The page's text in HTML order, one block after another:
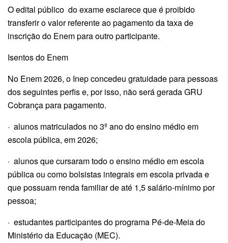
O edital público do exame esclarece que é proibido
transferir o valor referente ao pagamento da taxa de
inscrição do Enem para outro participante.
Isentos do Enem
No Enem 2026, o Inep concedeu gratuidade para pessoas
dos seguintes perfis e, por isso, não será gerada GRU
Cobrança para pagamento.
· alunos matriculados no 3º ano do ensino médio em
escola pública, em 2026;
· alunos que cursaram todo o ensino médio em escola
pública ou como bolsistas integrais em escola privada e
que possuam renda familiar de até 1,5 salário-mínimo por
pessoa;
· estudantes participantes do programa Pé-de-Meia do
Ministério da Educação (MEC).